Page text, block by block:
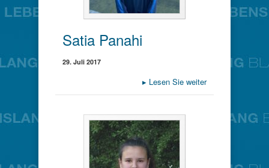
Satia Panahi
29. Juli 2017
▸ Lesen Sie weiter